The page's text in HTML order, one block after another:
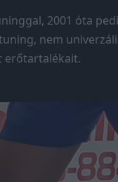
2001 óta
nem
erőtartalékait.